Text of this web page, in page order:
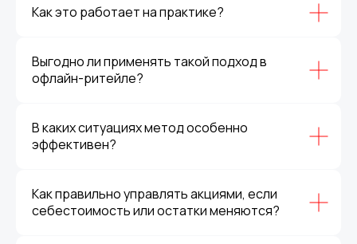
Как это работает на практике?
Выгодно ли применять такой подход в
офлайн-ритейле?
В каких ситуациях метод особенно
эффективен?
Как правильно управлять акциями, если
себестоимость или остатки меняются?